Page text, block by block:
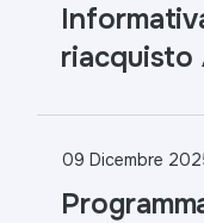
riacquisto
09 Dicembre